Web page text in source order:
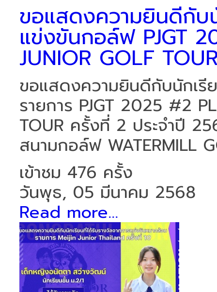
ขอแสดงความยินดีกับ
แข่งขันกอล์ฟ PJGT
JUNIOR GOLF
ขอแสดงความยินดีกับนักเรี
รายการ PJGT 2025 #2
TOUR ครั้งที่ 2 ประจำปี
สนามกอล์ฟ WATERMILL
เข้าชม 476 ครั้ง
วันพุธ, 05 มีนาคม 2568
Read more...